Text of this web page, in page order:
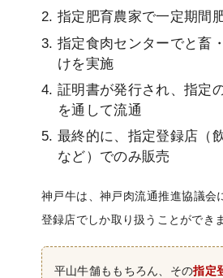
指定肥育農家で一定期間
指定食肉センターでと畜
けを実施
証明書が発行され、指定
を通して流通
最終的に、指定登録店（
など）でのみ販売
神戸牛は、神戸肉流通推進協議会
登録店でしか取り扱うことができ
平山牛舗ももちろん、その指定